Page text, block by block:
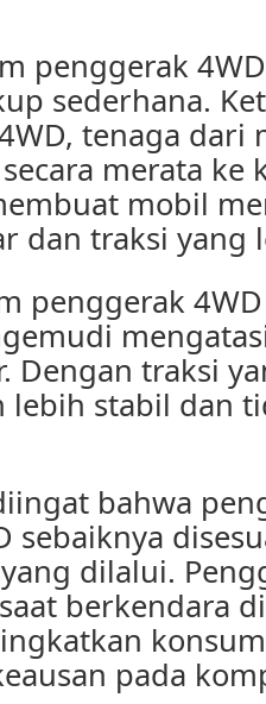
penggerak
sederhana.
tenaga dari
merata ke
mobil
dan traksi yang
penggerak
Dengan traksi
lebih stabil dan
bahwa
sebaiknya
dilalui.
berkendara
pada